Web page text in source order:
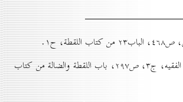
(۲) من لا يحضره الفقيه، ج۳، ص۲۹۷، باب اللقطة والضالة من کتاب